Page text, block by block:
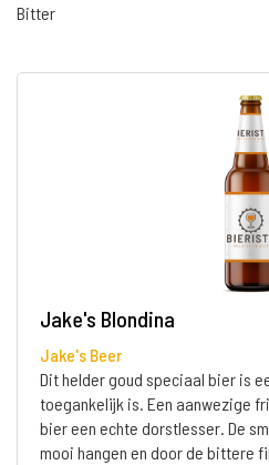
Bitter
Jake's Blondina
Jake's Beer
Dit helder goud speciaal bier is
toegankelijk is. Een aanwezige
bier een echte dorstlesser. De
mooi hangen en door de bittere